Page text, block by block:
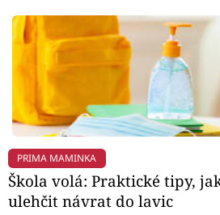
PRIMA MAMINKA
Škola volá: Praktické tipy,
ulehčit návrat do lavic